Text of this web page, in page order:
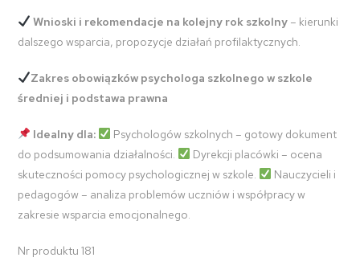
Wnioski i rekomendacje na kolejny rok szkolny – kierunki
dalszego wsparcia, propozycje działań profilaktycznych.
Zakres obowiązków psychologa szkolnego w szkole
średniej i podstawa prawna
Idealny dla:
Psychologów szkolnych – gotowy dokument
do podsumowania działalności.
Dyrekcji placówki – ocena
skuteczności pomocy psychologicznej w szkole.
Nauczycieli i
pedagogów – analiza problemów uczniów i współpracy w
zakresie wsparcia emocjonalnego.
Nr produktu 181